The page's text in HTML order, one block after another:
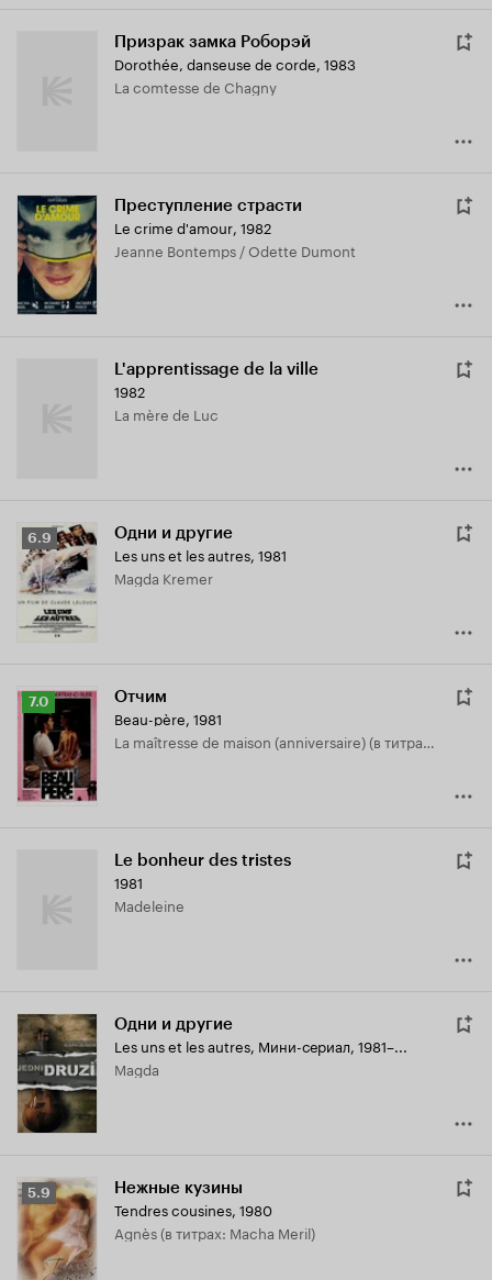
Призрак замка Роборэй
Dorothée, danseuse de corde, 1983
La comtesse de Chagny
Преступление страсти
Le crime d'amour, 1982
Jeanne Bontemps / Odette Dumont
L'apprentissage de la ville
1982
La mère de Luc
Рейтинг
Кинопоиска
6.9
6.9 Одни и другие
Les uns et les autres, 1981
Magda Kremer
Рейтинг
Кинопоиска
7.0
7.0 Отчим
Beau-père, 1981
La maîtresse de maison (anniversaire) (в титрах: Macha Meril)
Le bonheur des tristes
1981
Madeleine
Одни и другие
Les uns et les autres, Мини-сериал, 1981–...
Magda
Рейтинг
Кинопоиска
5.9
5.9 Нежные кузины
Tendres cousines, 1980
Agnès (в титрах: Macha Meril)